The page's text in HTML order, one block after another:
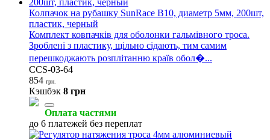
Колпачок на рубашку SunRace B10, диаметр 5мм, 200шт,
пластик, черный
Комплект ковпачків для оболонки гальмівного троса.
Зроблені з пластику, щільно сідають, тим самим
перешкоджають розплітанню країв обол�...
CCS-03-64
854 грн.
Кэшбэк 8 грн
Оплата частями
до 6 платежей без переплат